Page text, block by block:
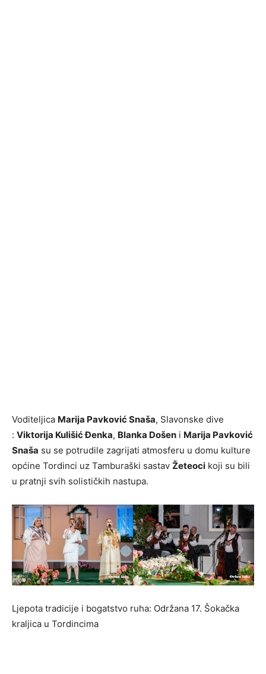
Voditeljica Marija Pavković Snaša, Slavonske dive
: Viktorija Kulišić Đenka, Blanka Došen i Marija Pavković
Snaša su se potrudile zagrijati atmosferu u domu kulture
općine Tordinci uz Tamburaški sastav Žeteoci koji su bili
u pratnji svih solističkih nastupa.
Ljepota tradicije i bogatstvo ruha: Održana 17. Šokačka
kraljica u Tordincima